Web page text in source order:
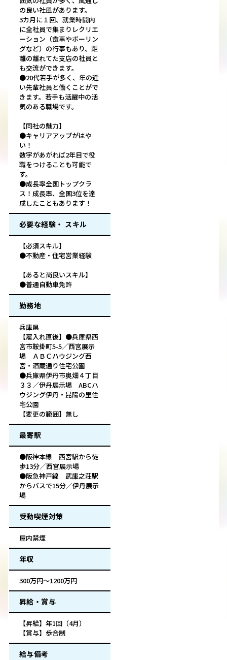
の良い社風があります。
3カ月に１回、就業時間内
に全社員で集まりレクリエ
ーション（食事やボーリン
グなど）の行事もあり、距
離の離れてた支店の社員と
も交流ができます。
●20代若手が多く、年の近
い先輩社員と働くことがで
きます。若手も活躍中の活
気のある職場です。
【同社の魅力】
●キャリアアップがはや
い！
数字があがれば2年目で役
職をつけることも可能で
す。
●成長率全国トップクラ
ス！成長率、全国3位を達
成したこともあります！
必要な経験・ スキル
【必須スキル】
●不動産・住宅営業経験
【あると尚良いスキル】
●普通自動車免許
勤務地
兵庫県
【雇入れ直後】●兵庫県西
宮市鞍掛町5-5／西宮展示
場 ＡＢＣハウジング西
宮・酒蔵通り住宅公園
●兵庫県伊丹市奥畑４丁目
３３／伊丹展示場 ABCハ
ウジング伊丹・昆陽の里住
宅公園
【変更の範囲】無し
最寄駅
●阪神本線 西宮駅から徒
歩13分／西宮展示場
●阪急神戸線 武庫之荘駅
からバスで15分／伊丹展示
場
受動喫煙対策
屋内禁煙
年収
300万円～1200万円
昇給・賞与
【昇給】年1回（4月）
【賞与】歩合制
給与備考